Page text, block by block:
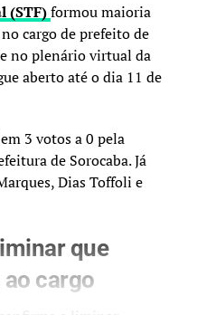
(STF)formou maioria
no cargo de prefeito de
no plenário virtual da
aberto até o dia 11 de
3 votos a 0 pela
de Sorocaba. Já
Dias Toffoli e
que
cargo